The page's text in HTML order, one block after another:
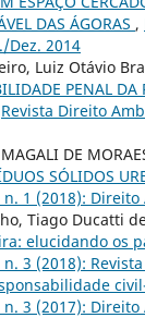
DAS ÁGORAS ,
Dez. 2014
Luiz Otávio
PENAL
Revista Direito
DE
SÓLIDOS
1 (2018):
Tiago Ducatti
elucidando os
3 (2018):
3 (2017):